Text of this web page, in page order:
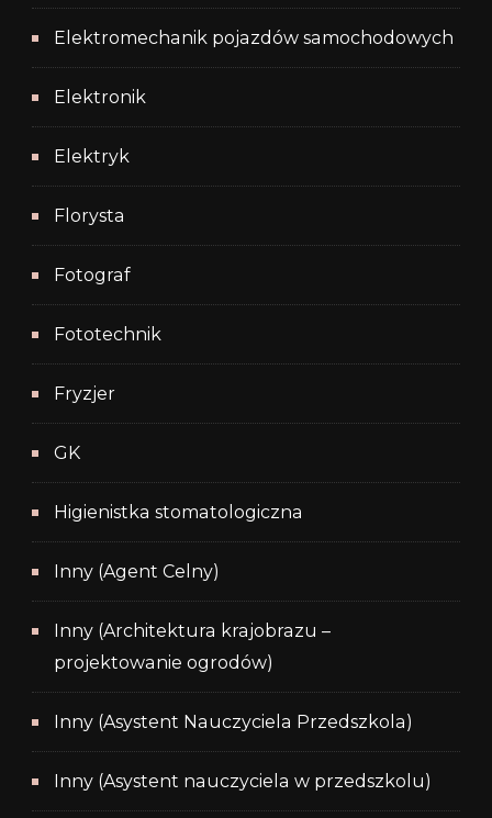
Elektromechanik pojazdów samochodowych
Elektronik
Elektryk
Florysta
Fotograf
Fototechnik
Fryzjer
GK
Higienistka stomatologiczna
Inny (Agent Celny)
Inny (Architektura krajobrazu –
projektowanie ogrodów)
Inny (Asystent Nauczyciela Przedszkola)
Inny (Asystent nauczyciela w przedszkolu)